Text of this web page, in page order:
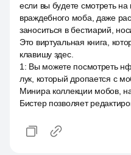
если вы будете смотреть
враждебного моба, даже
заноситься в бестиарий,
Это виртуальная книга,
клавишу здес.
1 : Вы можете посмотреть
лук, который дропается с
Минира коллекции мобов,
Бистер позволяет